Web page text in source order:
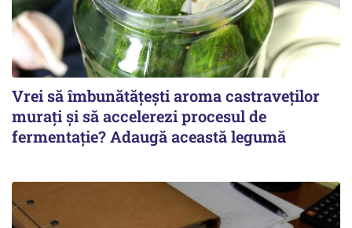
Vrei să îmbunătățești aroma castraveților
murați și să accelerezi procesul de
fermentație? Adaugă această legumă